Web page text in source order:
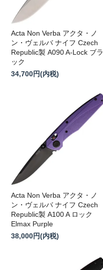
Acta Non Verba アクタ・ノ
ン・ヴェルバ ナイフ Czech
Republic製 A090 A-Lock ブラ
ック
34,700円(内税)
Acta Non Verba アクタ・ノ
ン・ヴェルバ ナイフ Czech
Republic製 A100 A ロック
Elmax Purple
38,000円(内税)